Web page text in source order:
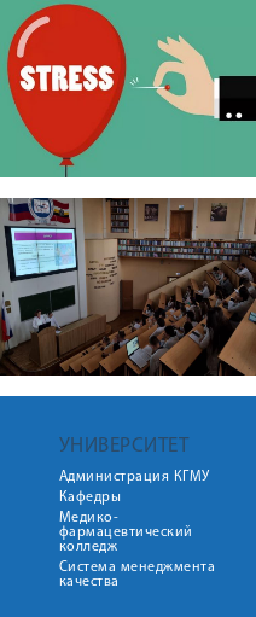
УНИВЕРСИТЕТ
Администрация КГМУ
Кафедры
Медико-
фармацевтический
колледж
Система менеджмента
качества